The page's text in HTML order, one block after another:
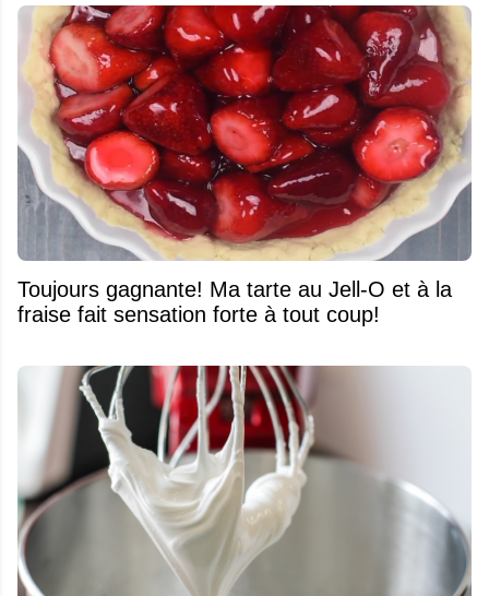
Toujours gagnante! Ma tarte au Jell-O et à la
fraise fait sensation forte à tout coup!